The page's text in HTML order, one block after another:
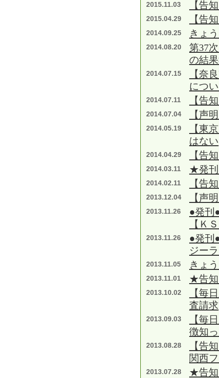
2015.11.03 【告
2015.04.29 【告
2014.09.25 きょ
2014.08.20
第37
の結
2014.07.15
【奈
につ
2014.07.11 【告
2014.07.04 【声
2014.05.19
【東
はない
2014.04.29 【告
2014.03.11 ★発
2014.02.11 【告
2013.12.04 【声
2013.11.26
●発刊
【Ｋ
2013.11.26
●発刊
ジー
2013.11.05 きょ
2013.11.01 ★告
2013.10.02
【毎
査請求
2013.09.03
【毎
徴知
2013.08.28
【告
関西
2013.07.28 ★告